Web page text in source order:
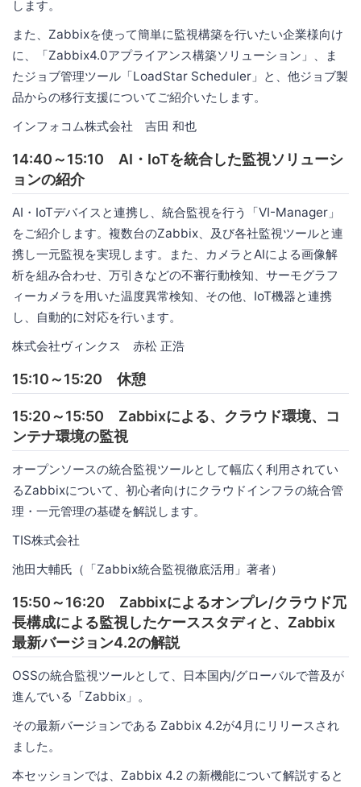
します。
また、Zabbixを使って簡単に監視構築を行いたい企業様向け
に、「Zabbix4.0アプライアンス構築ソリューション」、ま
たジョブ管理ツール「LoadStar Scheduler」と、他ジョブ製
品からの移行支援についてご紹介いたします。
インフォコム株式会社 吉田 和也
14:40～15:10 AI・IoTを統合した監視ソリューシ
ョンの紹介
AI・IoTデバイスと連携し、統合監視を行う「VI-Manager」
をご紹介します。複数台のZabbix、及び各社監視ツールと連
携し一元監視を実現します。また、カメラとAIによる画像解
析を組み合わせ、万引きなどの不審行動検知、サーモグラフ
ィーカメラを用いた温度異常検知、その他、IoT機器と連携
し、自動的に対応を行います。
株式会社ヴィンクス 赤松 正浩
15:10～15:20 休憩
15:20～15:50 Zabbixによる、クラウド環境、コ
ンテナ環境の監視
オープンソースの統合監視ツールとして幅広く利用されてい
るZabbixについて、初心者向けにクラウドインフラの統合管
理・一元管理の基礎を解説します。
TIS株式会社
池田大輔氏（「Zabbix統合監視徹底活用」著者）
15:50～16:20 Zabbixによるオンプレ/クラウド冗
長構成による監視したケーススタディと、Zabbix
最新バージョン4.2の解説
OSSの統合監視ツールとして、日本国内/グローバルで普及が
進んでいる「Zabbix」。
その最新バージョンである Zabbix 4.2が4月にリリースされ
ました。
本セッションでは、Zabbix 4.2 の新機能について解説すると